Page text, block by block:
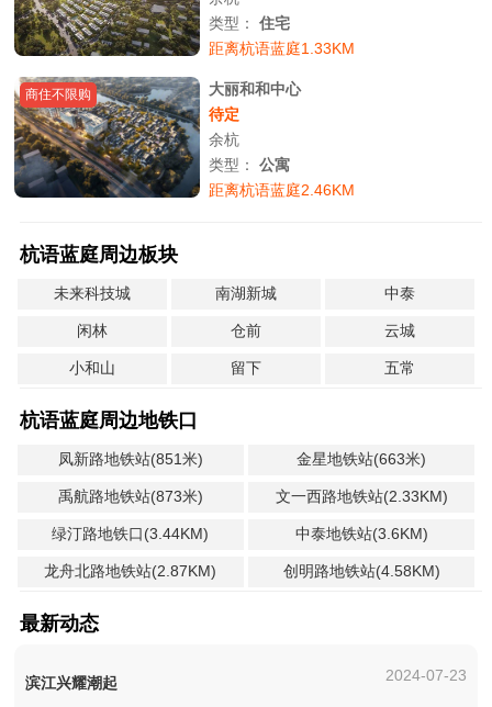
类型：住宅
距离杭语蓝庭1.33KM
商住不限购
大丽和和中心
待定
余杭
类型：公寓
距离杭语蓝庭2.46KM
杭语蓝庭周边板块
未来科技城 南湖新城 中泰
闲林 仓前 云城
小和山 留下 五常
杭语蓝庭周边地铁口
凤新路地铁站(851米) 金星地铁站(663米)
禹航路地铁站(873米) 文一西路地铁站(2.33KM)
绿汀路地铁口(3.44KM) 中泰地铁站(3.6KM)
龙舟北路地铁站(2.87KM) 创明路地铁站(4.58KM)
最新动态
滨江兴耀潮起 2024-07-23